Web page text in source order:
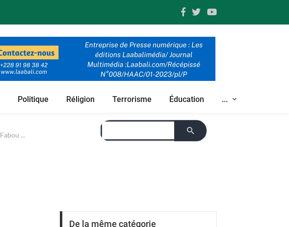
Politique Réligion Terrorisme Éducation ...
De la même catégorie